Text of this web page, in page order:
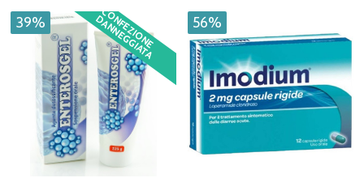
39% C
O
N
F
E
Z
IO
N
E
D
A
N
N
E
G
G
IA
T
A 56%